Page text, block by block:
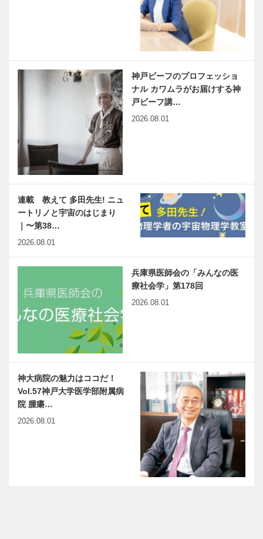
神戸ビーフのプロフェッショ
ナル カワムラがお届けする神
戸ビーフ講…
2026.08.01
連載 教えて 多田先生! ニュ
ートリノと宇宙のはじまり
｜〜第38…
2026.08.01
兵庫県医師会の「みんなの医
療社会学」第178回
2026.08.01
神大病院の魅力はココだ！
Vol.57神戸大学医学部附属病
院 腫瘍…
2026.08.01